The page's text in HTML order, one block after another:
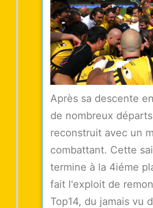
Après sa descente
de nombreux
reconstruit avec un
combattant. Cette
termine à la 4iéme
fait l'exploit de
Top14, du jamais vu